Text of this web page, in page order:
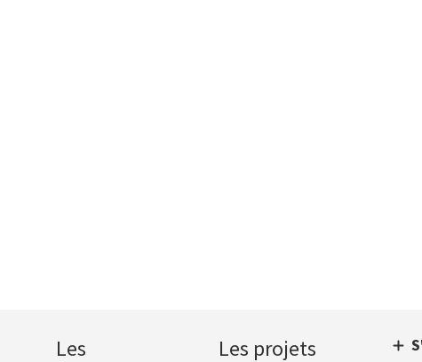
Les
Les projets